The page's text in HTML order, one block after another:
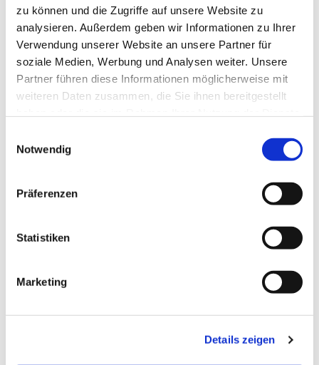
zu können und die Zugriffe auf unsere Website zu
analysieren. Außerdem geben wir Informationen zu Ihrer
Verwendung unserer Website an unsere Partner für
soziale Medien, Werbung und Analysen weiter. Unsere
Partner führen diese Informationen möglicherweise mit
weiteren Daten zusammen, die Sie ihnen bereitgestellt
Notwendig
Präferenzen
Statistiken
Marketing
Details zeigen